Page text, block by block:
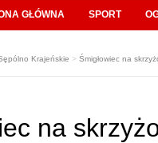
GŁÓWNA SPORT
Krajeńskie > Śmigłowiec na
na